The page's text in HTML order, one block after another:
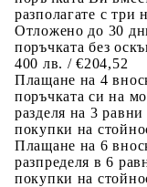
разполагате с три
Отложено до 30
поръчката без
400 лв. / €204,52
Плащане на 4
поръчката си на
разделя на 3
покупки на
Плащане на 6
разпределя в 6
покупки на